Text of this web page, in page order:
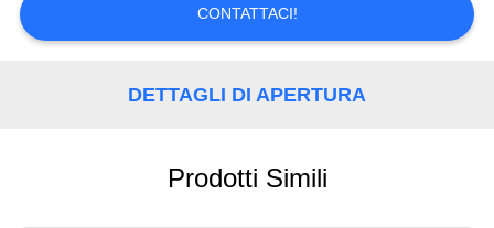
MAPPA
CONTATTACI!
DETTAGLI DI APERTURA
Prodotti Simili